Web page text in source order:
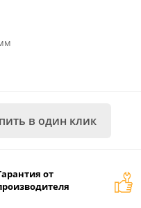
в один клик
от